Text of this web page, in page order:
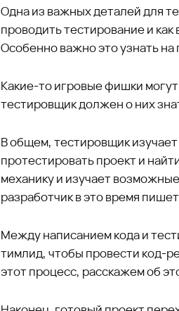
Одна из важных деталей для
проводить тестирование и
Особенно важно это узнать на
Какие-то игровые фишки
тестировщик должен о них
В общем, тестировщик
протестировать проект и
механику и изучает
разработчик в это время
Между написанием кода и
тимлид, чтобы провести код-
этот процесс, расскажем об